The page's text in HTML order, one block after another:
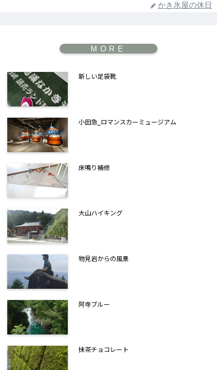
かき氷屋の休日
新しい足袋靴
小田急_ロマンスカーミュージアム
床鳴り補修
大山ハイキング
物見岩からの風景
阿寺ブルー
抹茶チョコレート